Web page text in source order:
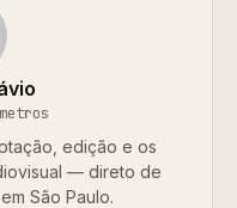
edição e os
— direto de
São Paulo.